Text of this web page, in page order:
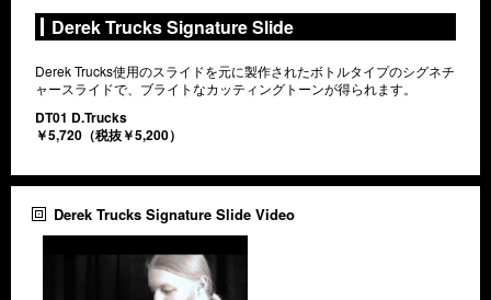
Derek Trucks Signature Slide
Derek Trucks使用のスライドを元に製作されたボトルタイプのシグネチ
ャースライドで、ブライトなカッティングトーンが得られます。
DT01 D.Trucks
￥5,720（税抜￥5,200）
Derek Trucks Signature Slide Video